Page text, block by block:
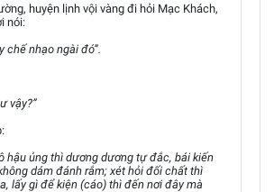
huyện lịnh vội vàng đi hỏi Mạc Khách,
nói:
chế nhạo ngài đó”.
vậy?”
hậu ủng thì dương dương tự đắc, bái kiến
dám đánh rắm; xét hỏi đối chất thì
lấy gì để kiện (cáo) thì đến nơi đây mà